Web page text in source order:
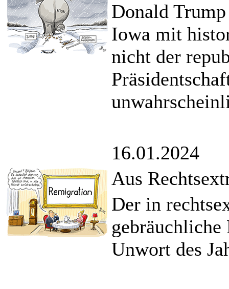
Donald
Iowa mit
nicht der
16.01.2024
Aus
Der in
Unwort des